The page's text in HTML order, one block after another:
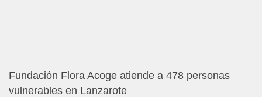
Fundación Flora Acoge atiende a 478 personas
vulnerables en Lanzarote